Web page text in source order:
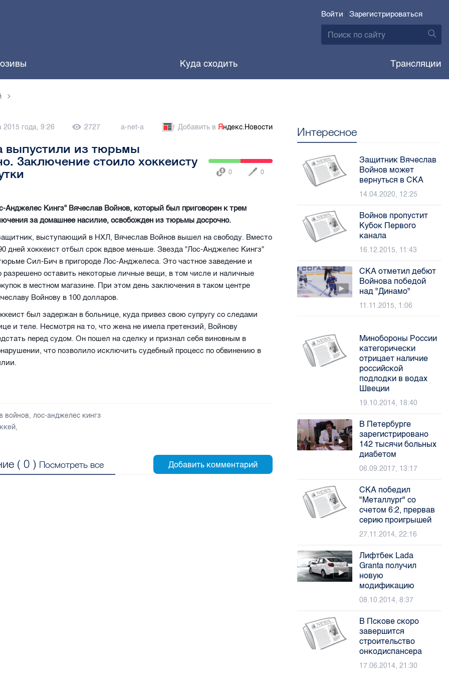
Войти | Зарегистрироваться
Куда сходить Трансляции
2015 года, 9:26 2727 a-net-a Добавить в Яндекс.Новости
выпустили из тюрьмы
Заключение стоило хоккеисту
0 0
Анджелес Кингз" Вячеслав Войнов, который был приговорен к трем
за домашнее насилие, освобожден из тюрьмы досрочно.
выступающий в НХЛ, Вячеслав Войнов вышел на свободу. Вместо
дней хоккеист отбыл срок вдвое меньше. Звезда "Лос-Анджелес Кингз"
Сил-Бич в пригороде Лос-Анджелеса. Это частное заведение и
разрешено оставить некоторые личные вещи, в том числе и наличные
в местном магазине. При этом день заключения в таком центре
Войнову в 100 долларов.
был задержан в больнице, куда привез свою супругу со следами
и теле. Несмотря на то, что жена не имела претензий, Войнову
перед судом. Он пошел на сделку и признал себя виновным в
что позволило исключить судебный процесс по обвинению в
войнов,лос-анджелес кингз
,
(0 ) Посмотреть все
Интересное
Защитник Вячеслав
Войнов может
вернуться в СКА
14.04.2020, 12:25
Войнов пропустит
Кубок Первого
канала
16.12.2015, 11:43
СКА отметил дебют
Войнова победой
над "Динамо"
11.11.2015, 1:06
Минобороны России
категорически
отрицает наличие
российской
подлодки в водах
Швеции
19.10.2014, 18:40
В Петербурге
зарегистрировано
142 тысячи больных
диабетом
06.09.2017, 13:17
СКА победил
"Металлург" со
счетом 6:2, прервав
серию проигрышей
27.11.2014, 22:16
Лифтбек Lada
Granta получил
новую
модификацию
08.10.2014, 8:37
В Пскове скоро
завершится
строительство
онкодиспансера
17.06.2014, 21:30